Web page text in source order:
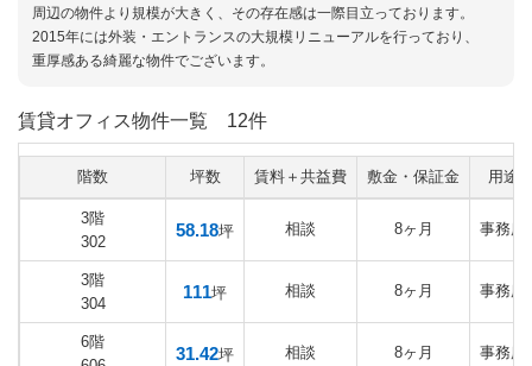
周辺の物件より規模が大きく、その存在感は一際目立っております。
2015年には外装・エントランスの大規模リニューアルを行っており、
重厚感ある綺麗な物件でございます。
賃貸オフィス物件一覧 12件
階数 坪数 賃料＋共益費 敷金・保証金 用途
3階
302
58.18坪 相談 8ヶ月 事務所
3階
304
111坪 相談 8ヶ月 事務所
6階
31.42坪 相談 8ヶ月 事務所